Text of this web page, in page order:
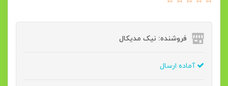
فروشنده: نیک مدیکال
آماده ارسال